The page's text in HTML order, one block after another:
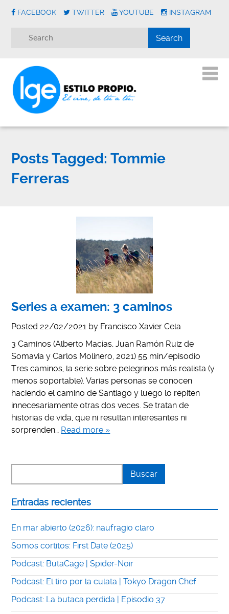
FACEBOOK TWITTER YOUTUBE INSTAGRAM
Posts Tagged: Tommie
Ferreras
Series a examen: 3 caminos
Posted 22/02/2021 by Francisco Xavier Cela
3 Caminos (Alberto Macías, Juan Ramón Ruiz de
Somavia y Carlos Molinero, 2021) 55 min/episodio
Tres caminos, la serie sobre pelegrinos más realista (y
menos soportable). Varias personas se conocen
haciendo el camino de Santiago y luego lo repiten
innecesariamente otras dos veces. Se tratan de
historias de vida, que ni resultan interesantes ni
sorprenden… Read more »
Entradas recientes
En mar abierto (2026): naufragio claro
Somos cortitos: First Date (2025)
Podcast: ButaCage | Spider-Noir
Podcast: El tiro por la culata | Tokyo Dragon Chef
Podcast: La butaca perdida | Episodio 37